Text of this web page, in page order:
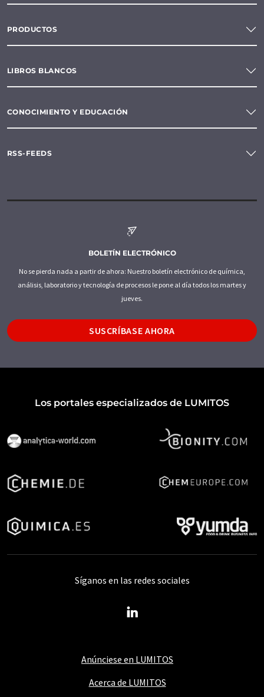
PRODUCTOS
LIBROS BLANCOS
CONOCIMIENTO Y EDUCACIÓN
RSS-FEEDS
BOLETÍN ELECTRÓNICO
No se pierda nada a partir de ahora: Nuestro boletín electrónico de química,
análisis, laboratorio y tecnología de procesos le pone al día todos los martes y
jueves.
SUSCRÍBASE AHORA
Los portales especializados de LUMITOS
Anúnciese en LUMITOS
Acerca de LUMITOS
Síganos en las redes sociales